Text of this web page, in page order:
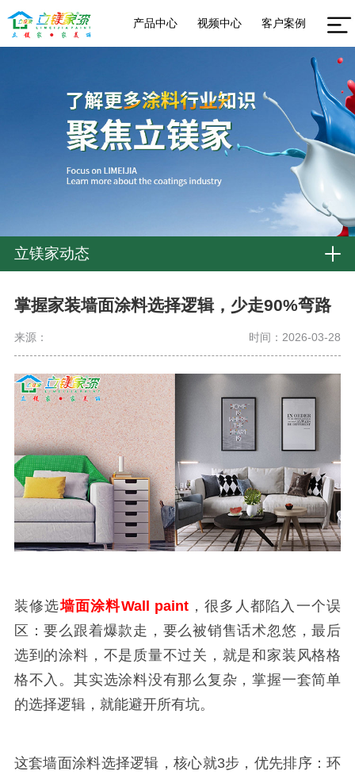
产品中心 视频中心 客户案例
立镁家动态
掌握家装墙面涂料选择逻辑，少走90%弯路
来源： 时间：2026-03-28
装修选墙面涂料Wall paint，很多人都陷入一个误
区：要么跟着爆款走，要么被销售话术忽悠，最后
选到的涂料，不是质量不过关，就是和家装风格格
格不入。其实选涂料没有那么复杂，掌握一套简单
的选择逻辑，就能避开所有坑。
这套墙面涂料选择逻辑，核心就3步，优先排序：环